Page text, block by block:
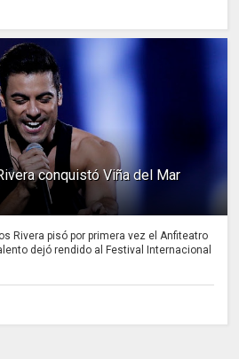
conquistó Viña del Mar
Rivera pisó por primera vez el Anfiteatro
dejó rendido al Festival Internacional